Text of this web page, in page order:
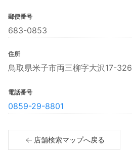
郵便番号
683-0853
住所
鳥取県米子市両三柳字大沢17-326
電話番号
0859-29-8801
店舗検索マップへ戻る